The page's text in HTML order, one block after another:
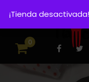
0
¡Tienda